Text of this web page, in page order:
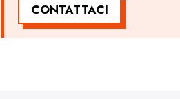
CONTATTACI